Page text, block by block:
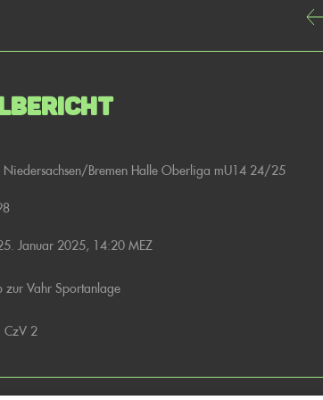
Niedersachsen/Bremen Halle Oberliga mU14 24/25
Januar 2025, 14:20 MEZ
zur Vahr Sportanlage
CzV 2